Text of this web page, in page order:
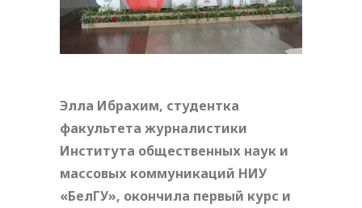
Элла Ибрахим, студентка
факультета журналистики
Института общественных наук и
массовых коммуникаций НИУ
«БелГУ», окончила первый курс и